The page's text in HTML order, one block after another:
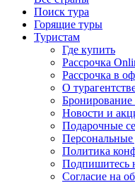
Поиск тура
Горящие туры
Туристам
Где купить
Рассрочка
Рассрочка в
О
Бронирование
Новости и
Подарочные
Политика
Подпишитесь
Согласие на